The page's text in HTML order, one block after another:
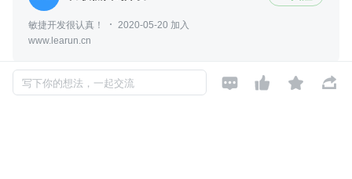
敏捷开发很认真！
2020-05-20 加入
www.learun.cn
写下你的想法，一起交流    